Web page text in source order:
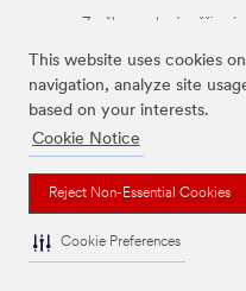
This website uses cookies
navigation, analyze site
based on your interests.
Cookie Notice
Reject Non-Essential Cookies
Cookie Preferences
Značky uvedené vyššie